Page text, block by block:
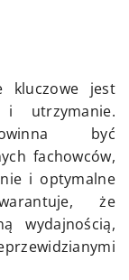
kluczowe jest
i utrzymanie.
być
fachowców,
i optymalne
że
wydajnością,